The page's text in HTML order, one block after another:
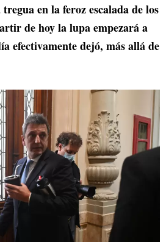
en la feroz escalada de los
de hoy la lupa empezará a
efectivamente dejó, más allá de